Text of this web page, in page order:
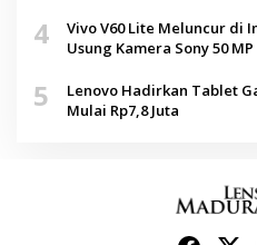
4
Vivo V60 Lite Meluncur di
Usung Kamera Sony 50 MP
5
Lenovo Hadirkan Tablet
Mulai Rp7,8 Juta